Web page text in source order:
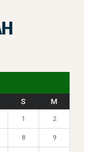
S M
1 2
8 9